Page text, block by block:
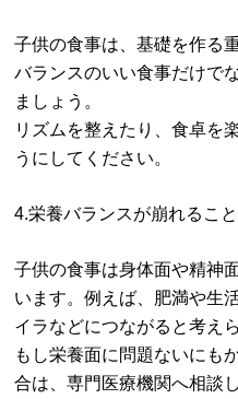
子供の食事は、基礎を作る
バランスのいい食事だけで
ましょう。
リズムを整えたり、食卓を
うにしてください。
4.栄養バランスが崩れるこ
子供の食事は身体面や精神
います。例えば、肥満や生
イラなどにつながると考え
もし栄養面に問題ないにも
合は、専門医療機関へ相談